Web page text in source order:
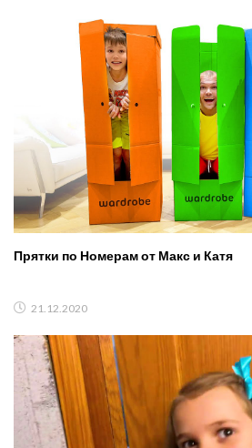
Прятки по Номерам от Макс и Катя
21.12.2020